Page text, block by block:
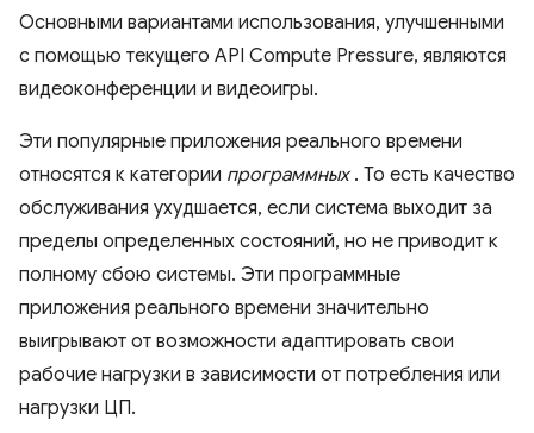
Основными вариантами использования, улучшенными
с помощью текущего API Compute Pressure, являются
видеоконференции и видеоигры.
Эти популярные приложения реального времени
относятся к категории программных. То есть качество
обслуживания ухудшается, если система выходит за
пределы определенных состояний, но не приводит к
полному сбою системы. Эти программные
приложения реального времени значительно
выигрывают от возможности адаптировать свои
рабочие нагрузки в зависимости от потребления или
нагрузки ЦП.